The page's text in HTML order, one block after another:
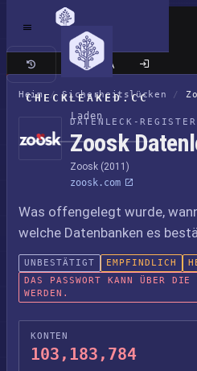
CHECKLEAKED.CC
Laden
Klassische Seite
Heim / Sicherheitslücken /
DATENLECK-REGISTER
Zoosk
Zoosk (2011)
zoosk.com
Was offengelegt wurde,
welche Datenbanken es
UNBESTÄTIGT EMPFINDLICH
DAS PASSWORT KANN ÜBER DIE
WERDEN.
KONTEN
103,183,784